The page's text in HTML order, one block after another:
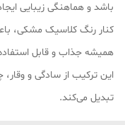
باشد و هماهنگی زیبایی
کنار رنگ کلاسیک مشکی،
همیشه جذاب و قابل
این ترکیب از سادگی و
تبدیل می‌کند.